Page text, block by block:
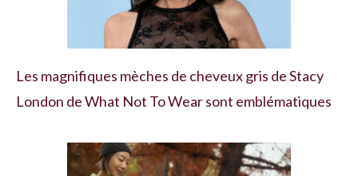
Les magnifiques mèches de cheveux gris de Stacy
London de What Not To Wear sont emblématiques